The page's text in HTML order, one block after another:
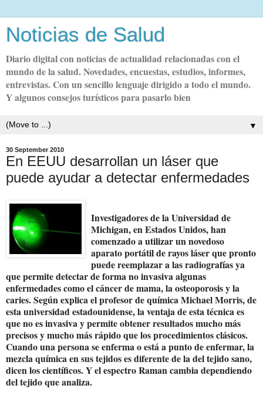
Noticias de Salud
Diario digital con noticias de actualidad relacionadas con el
mundo de la salud. Novedades, encuestas, estudios, informes,
entrevistas. Con un sencillo lenguaje dirigido a todo el mundo.
Y algunos consejos turísticos para pasarlo bien
▼
30 September 2010
En EEUU desarrollan un láser que
puede ayudar a detectar enfermedades
Investigadores de la Universidad de
Michigan, en Estados Unidos, han
comenzado a utilizar un novedoso
aparato portátil de rayos láser que pronto
puede reemplazar a las radiografías ya
que permite detectar de forma no invasiva algunas
enfermedades como el cáncer de mama, la osteoporosis y la
caries. Según explica el profesor de química Michael Morris, de
esta universidad estadounidense, la ventaja de esta técnica es
que no es invasiva y permite obtener resultados mucho más
precisos y mucho más rápido que los procedimientos clásicos.
Cuando una persona se enferma o está a punto de enfermar, la
mezcla química en sus tejidos es diferente de la del tejido sano,
dicen los científicos. Y el espectro Raman cambia dependiendo
del tejido que analiza.